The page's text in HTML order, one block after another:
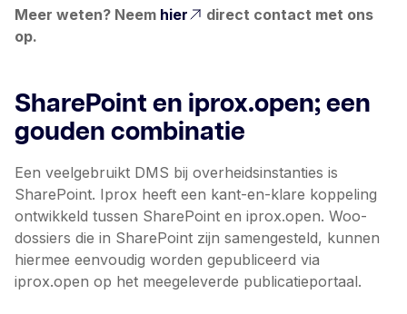
Meer weten? Neem hier
direct contact met ons
op.
SharePoint en iprox.open; een
gouden combinatie
Een veelgebruikt DMS bij overheidsinstanties is
SharePoint. Iprox heeft een kant-en-klare koppeling
ontwikkeld tussen SharePoint en iprox.open. Woo-
dossiers die in SharePoint zijn samengesteld, kunnen
hiermee eenvoudig worden gepubliceerd via
iprox.open op het meegeleverde publicatieportaal.